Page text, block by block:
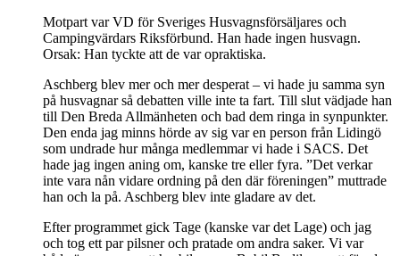
Motpart var VD för Sveriges Husvagnsförsäljares och
Campingvärdars Riksförbund. Han hade ingen husvagn.
Orsak: Han tyckte att de var opraktiska.
Aschberg blev mer och mer desperat – vi hade ju samma syn
på husvagnar så debatten ville inte ta fart. Till slut vädjade han
till Den Breda Allmänheten och bad dem ringa in synpunkter.
Den enda jag minns hörde av sig var en person från Lidingö
som undrade hur många medlemmar vi hade i SACS. Det
hade jag ingen aning om, kanske tre eller fyra. ”Det verkar
inte vara nån vidare ordning på den där föreningen” muttrade
han och la på. Aschberg blev inte gladare av det.
Efter programmet gick Tage (kanske var det Lage) och jag
och tog ett par pilsner och pratade om andra saker. Vi var